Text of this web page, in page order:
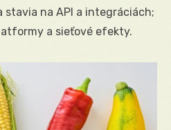
stavia na API a integráciách;
a sieťové efekty.